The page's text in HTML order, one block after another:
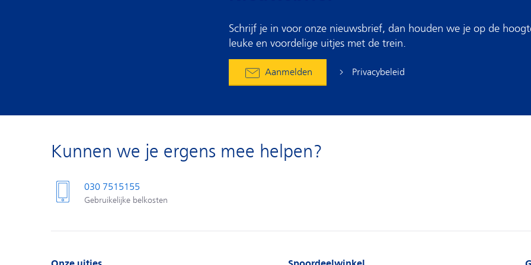
Schrijf je in voor onze nieuwsbrief, dan houden we je op de
leuke en voordelige uitjes met de trein.
Aanmelden Privacybeleid
Kunnen we je ergens mee helpen?
030 7515155
Gebruikelijke belkosten